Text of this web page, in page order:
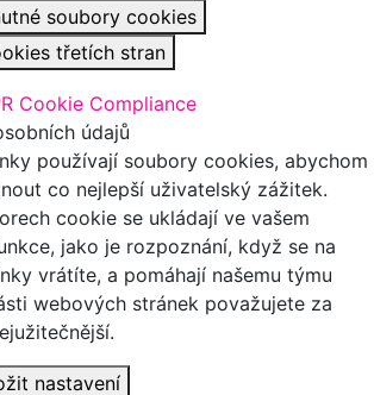
soubory cookies
třetích stran
Cookie Compliance
údajů
používají soubory cookies, abychom
co nejlepší uživatelský zážitek.
cookie se ukládají ve vašem
jako je rozpoznání, když se na
vrátíte, a pomáhají našemu týmu
webových stránek považujete za
nastavení